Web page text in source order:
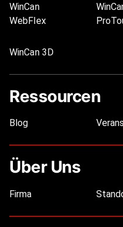
WinCan
WebFlex
WinCan 3D
Ressourcen
Blog
Über Uns
Firma